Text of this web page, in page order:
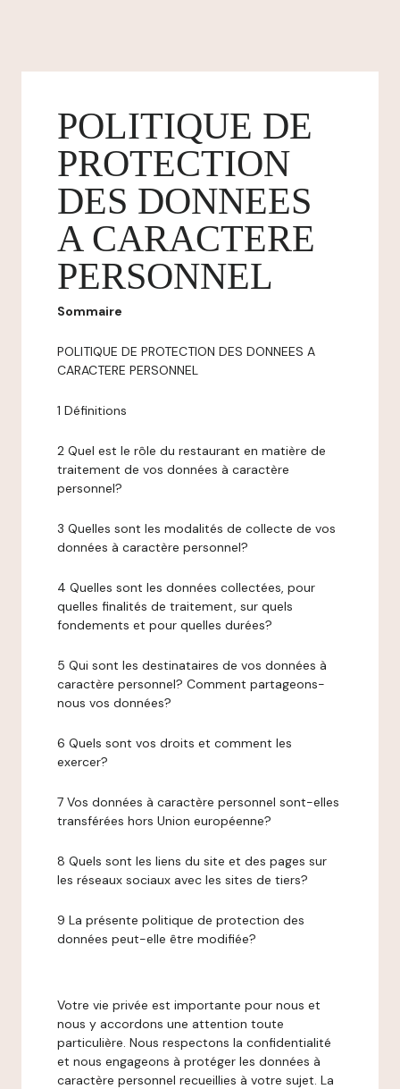
POLITIQUE DE
PROTECTION
DES DONNEES
A CARACTERE
PERSONNEL
Sommaire
POLITIQUE DE PROTECTION DES DONNEES A
CARACTERE PERSONNEL
1 Définitions
2 Quel est le rôle du restaurant en matière de
traitement de vos données à caractère
personnel?
3 Quelles sont les modalités de collecte de vos
données à caractère personnel?
4 Quelles sont les données collectées, pour
quelles finalités de traitement, sur quels
fondements et pour quelles durées?
5 Qui sont les destinataires de vos données à
caractère personnel? Comment partageons-
nous vos données?
6 Quels sont vos droits et comment les
exercer?
7 Vos données à caractère personnel sont-elles
transférées hors Union européenne?
8 Quels sont les liens du site et des pages sur
les réseaux sociaux avec les sites de tiers?
9 La présente politique de protection des
données peut-elle être modifiée?
Votre vie privée est importante pour nous et
nous y accordons une attention toute
particulière. Nous respectons la confidentialité
et nous engageons à protéger les données à
caractère personnel recueillies à votre sujet. La